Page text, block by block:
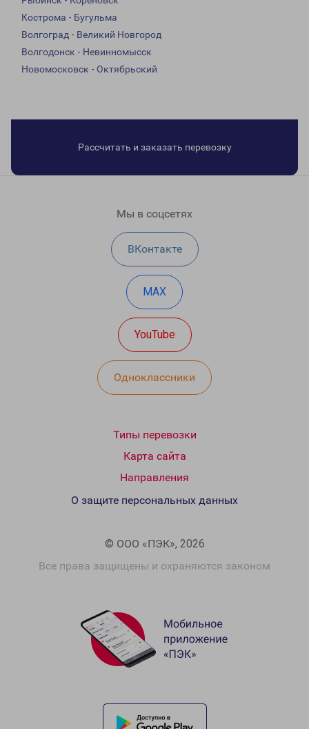
Кострома - Бугульма
Волгоград - Великий Новгород
Волгодонск - Невинномысск
Новомосковск - Октябрьский
Рассчитать и заказать перевозку
Мы в соцсетях
ВКонтакте
MAX
YouTube
Одноклассники
Типы перевозки
Карта сайта
Направления
© ООО «ПЭК», 2026
Все права защищены и охраняются законом
О защите персональных данных